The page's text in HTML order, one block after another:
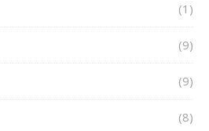
(1)
(9)
(9)
(8)